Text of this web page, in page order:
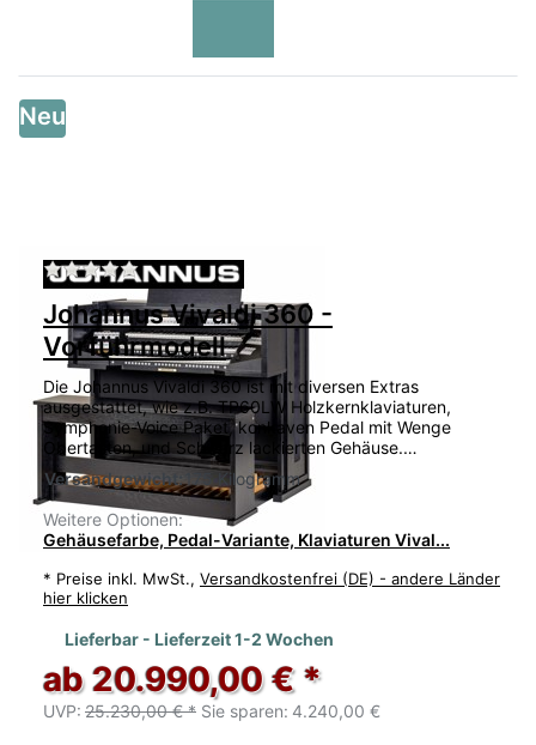
Neu
Zu diesem Produkt liegen noch keine
Johannus Vivaldi 360 -
Vorführmodell
Die Johannus Vivaldi 360 ist mit diversen Extras
ausgestattet, wie z.B. TP60LW Holzkernklaviaturen,
Symphonie-Voice Paket, konkaven Pedal mit Wenge
Obertasten, und Schwarz lackierten Gehäuse.…
Versandgewicht:175 Kilogramm
Weitere Optionen:
Gehäusefarbe, Pedal-Variante, Klaviaturen Vival...
* Preise inkl. MwSt., Versandkostenfrei (DE) - andere Länder
hier klicken
Lieferbar - Lieferzeit 1-2 Wochen
ab 20.990,00 € *
UVP: 25.230,00 € * Sie sparen: 4.240,00 €